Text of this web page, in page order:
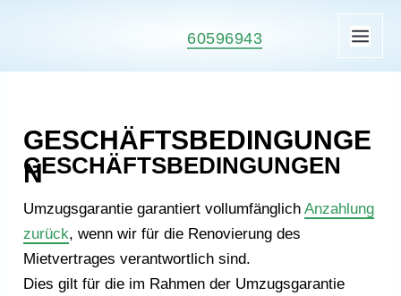
60596943
GESCHÄFTSBEDINGUNGE
N
GESCHÄFTSBEDINGUNGEN
Umzugsgarantie garantiert vollumfänglichAnzahlung
zurück, wenn wir für die Renovierung des
Mietvertrages verantwortlich sind.
Dies gilt für die im Rahmen der Umzugsgarantie